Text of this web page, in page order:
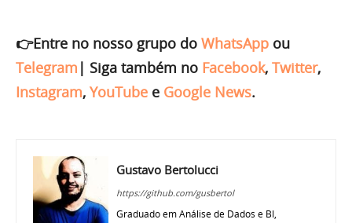
👉Entre no nosso grupo do WhatsApp ou
Telegram | Siga também no Facebook, Twitter,
Instagram, YouTube e Google News.
Gustavo Bertolucci
https://github.com/gusbertol
Graduado em Análise de Dados e BI,